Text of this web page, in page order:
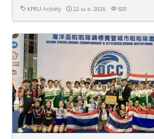
KPRU Activity 22 เม.ย. 2026 820